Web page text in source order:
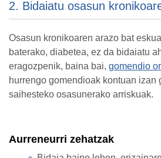
2. Bidaiatu osasun
Osasun kronikoaren arazo bat
baterako, diabetea, ez da bidaiatu
eragozpenik, baina bai, gomendio
hurrengo gomendioak kontuan izan
saihesteko osasunerako arriskuak.
Aurreneurri zehatzak